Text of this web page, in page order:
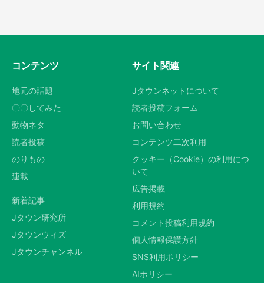
コンテンツ
地元の話題
〇〇してみた
動物ネタ
読者投稿
のりもの
連載
新着記事
Jタウン研究所
Jタウンウィズ
Jタウンチャンネル
サイト関連
Jタウンネットについて
読者投稿フォーム
お問い合わせ
コンテンツ二次利用
クッキー（Cookie）の利用につ
いて
広告掲載
利用規約
コメント投稿利用規約
個人情報保護方針
SNS利用ポリシー
AIポリシー